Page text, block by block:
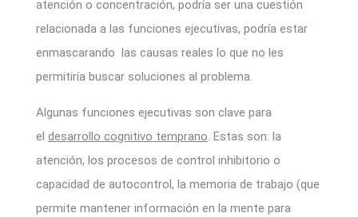
atención o concentración, podría ser una cuestión
relacionada a las funciones ejecutivas, podría estar
enmascarando las causas reales lo que no les
permitiría buscar soluciones al problema.
Algunas funciones ejecutivas son clave para
el desarrollo cognitivo temprano. Estas son: la
atención, los procesos de control inhibitorio o
capacidad de autocontrol, la memoria de trabajo (que
permite mantener información en la mente para